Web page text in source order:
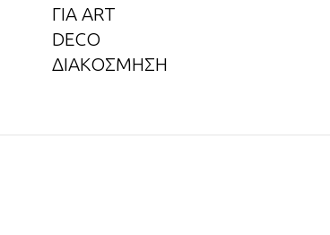
ΓΙΑ ART
DECO
ΔΙΑΚΟΣΜΗΣΗ